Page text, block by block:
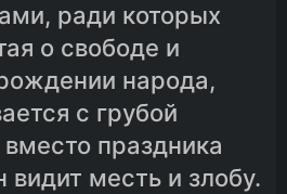
ради которых
о свободе и
народа,
с грубой
праздника
видит месть и злобу.